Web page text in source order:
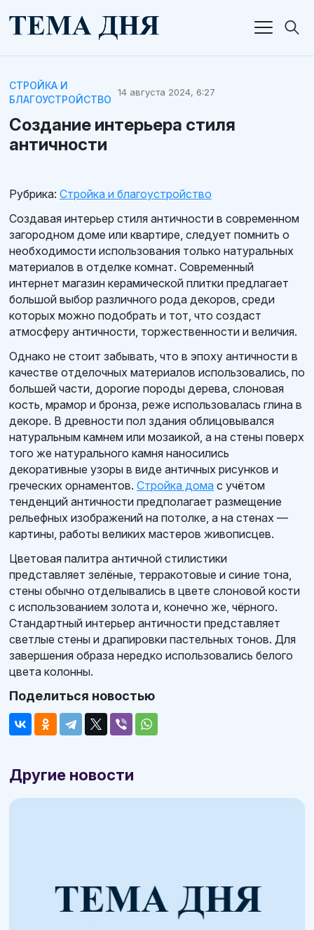
СТРОЙКА И
БЛАГОУСТРОЙСТВО
14 августа 2024, 6:27
Создание интерьера стиля
античности
Рубрика: Стройка и благоустройство
Создавая интерьер стиля античности в современном
загородном доме или квартире, следует помнить о
необходимости использования только натуральных
материалов в отделке комнат. Современный
интернет магазин керамической плитки предлагает
большой выбор различного рода декоров, среди
которых можно подобрать и тот, что создаст
атмосферу античности, торжественности и величия.
Однако не стоит забывать, что в эпоху античности в
качестве отделочных материалов использовались, по
большей части, дорогие породы дерева, слоновая
кость, мрамор и бронза, реже использовалась глина в
декоре. В древности пол здания облицовывался
натуральным камнем или мозаикой, а на стены поверх
того же натурального камня наносились
декоративные узоры в виде античных рисунков и
греческих орнаментов. Стройка дома с учётом
тенденций античности предполагает размещение
рельефных изображений на потолке, а на стенах —
картины, работы великих мастеров живописцев.
Цветовая палитра античной стилистики
представляет зелёные, терракотовые и синие тона,
стены обычно отделывались в цвете слоновой кости
с использованием золота и, конечно же, чёрного.
Стандартный интерьер античности представляет
светлые стены и драпировки пастельных тонов. Для
завершения образа нередко использовались белого
цвета колонны.
Поделиться новостью
Другие новости